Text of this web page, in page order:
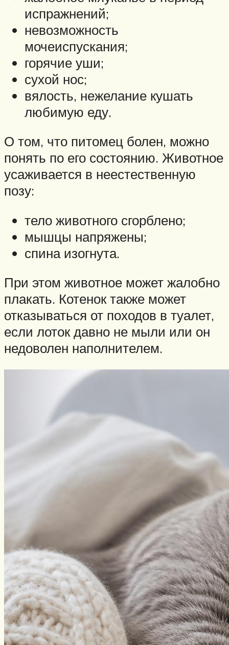
испражнений;
невозможность
мочеиспускания;
горячие уши;
сухой нос;
вялость, нежелание кушать
любимую еду.
О том, что питомец болен, можно
понять по его состоянию. Животное
усаживается в неестественную
позу:
тело животного сгорблено;
мышцы напряжены;
спина изогнута.
При этом животное может жалобно
плакать. Котенок также может
отказываться от походов в туалет,
если лоток давно не мыли или он
недоволен наполнителем.